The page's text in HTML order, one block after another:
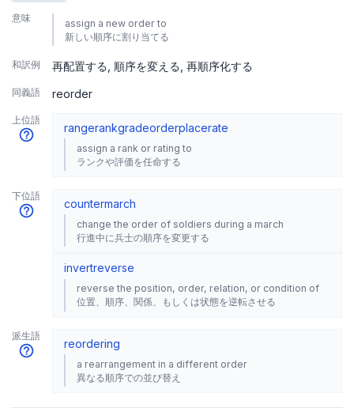
意味
assign a new order to
新しい順序に割り当てる
和訳例 再配置する 順序を変える 再順序化する
同義語 reorder
上位語
rangerankgradeorderplacerate
assign a rank or rating to
ランクや評価を任命する
下位語
countermarch
change the order of soldiers during a march
行進中に兵士の順序を変更する
invertreverse
reverse the position, order, relation, or condition of
位置、順序、関係、もしくは状態を逆転させる
派生語
reordering
a rearrangement in a different order
異なる順序での並び替え